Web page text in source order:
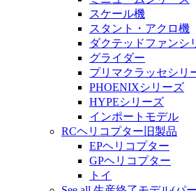
スケール機
スタント・アクロ機
ダクテッドファンシ
グライダー
プリマクラッセシリ
PHOENIXシリーズ
HYPEシリーズ
インポートモデル
RCヘリコプター旧製品
EPヘリコプター
GPヘリコプター
トイ